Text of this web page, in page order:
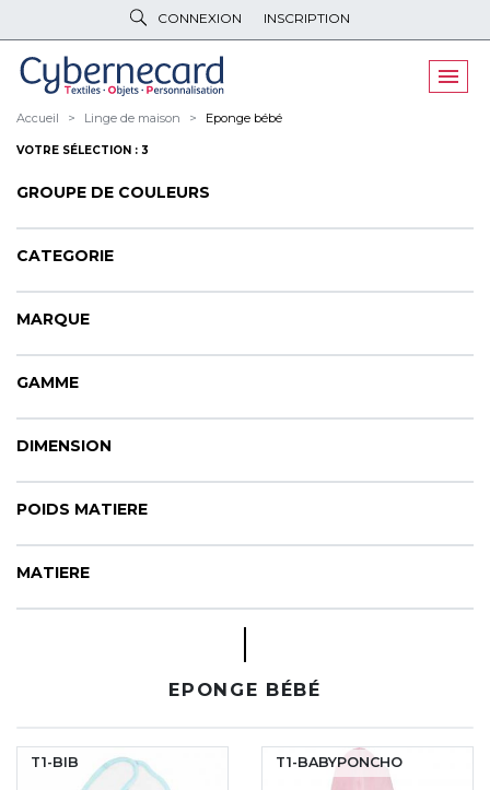
CONNEXION INSCRIPTION
VÊTEMENTSDE TRAVAIL
VÊTEMENTS D'IMAGE
PARAPLUIES & BAGAGERIE
PELUCHES& GOODIES
PROMOS
LA SOCIÉTÉ
SERVICES
ROADSHOWS, FORUM DES EXPERTS
Accueil Linge de maison Eponge bébé
VOTRE SÉLECTION : 3
GROUPE DE COULEURS
CATEGORIE
MARQUE
GAMME
DIMENSION
POIDS MATIERE
MATIERE
EPONGE BÉBÉ
T1-BIB T1-BABYPONCHO